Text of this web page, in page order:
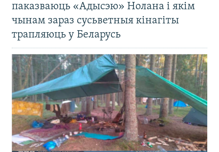
паказваюць «Адысэю» Нолана і якім
чынам зараз сусьветныя кінагіты
трапляюць у Беларусь